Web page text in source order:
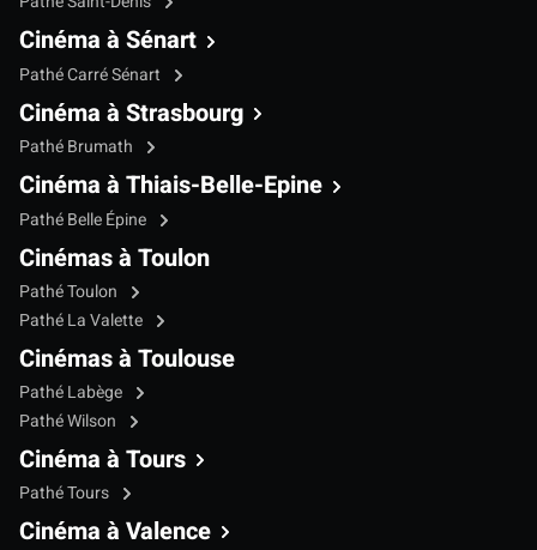
Cinéma à Sénart
Pathé Carré Sénart
Cinéma à Strasbourg
Pathé Brumath
Cinéma à Thiais-Belle-Epine
Pathé Belle Épine
Cinémas à Toulon
Pathé Toulon
Pathé La Valette
Cinémas à Toulouse
Pathé Labège
Pathé Wilson
Cinéma à Tours
Pathé Tours
Cinéma à Valence